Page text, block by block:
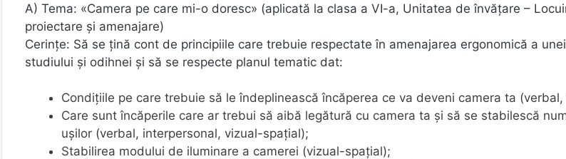
A) Tema: «Camera pe care mi-o doresc» (aplicată la clasa a VI-a, Unitatea de învățare –
proiectare și amenajare)
Cerinţe: Să se ţină cont de principiile care trebuie respectate în amenajarea ergonomică a
studiului şi odihnei şi să se respecte planul tematic dat:
Condiţiile pe care trebuie să le îndeplinească încăperea ce va deveni camera ta
Care sunt încăperile care ar trebui să aibă legătură cu camera ta şi să se stabilescă
uşilor (verbal, interpersonal, vizual-spaţial);
Stabilirea modului de iluminare a camerei (vizual-spațial);